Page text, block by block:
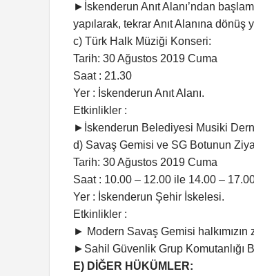
►İskenderun Anıt Alanı’ndan
yapılarak, tekrar Anıt Alanına dönüş
c) Türk Halk Müziği Konseri:
Tarih: 30 Ağustos 2019 Cuma
Saat : 21.30
Yer : İskenderun Anıt Alanı.
Etkinlikler :
►İskenderun Belediyesi Musiki
d) Savaş Gemisi ve SG Botunun
Tarih: 30 Ağustos 2019 Cuma
Saat : 10.00 – 12.00 ile 14.00 –
Yer : İskenderun Şehir İskelesi.
Etkinlikler :
► Modern Savaş Gemisi halkımızın
►Sahil Güvenlik Grup Komutanlığı
E) DİĞER HÜKÜMLER: